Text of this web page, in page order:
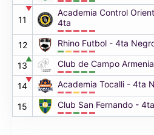
11
▼
Academia Control
4ta
12 Rhino Futbol - 4ta
13
▲ Club de Campo
14
▼ Academia Tocalli - 4ta
15
Club San Fernando - 4ta